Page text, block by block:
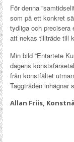
För denna
som på ett konkret
tydliga och precisera
att nekas tillträde till
Min bild ”Entartete
dagens
från konstfältet
Taggtråden inhägnar
Allan Friis,